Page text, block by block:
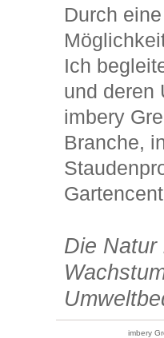
Durch
Ich
und deren
imbery
Branche,
Die Natur
imbery